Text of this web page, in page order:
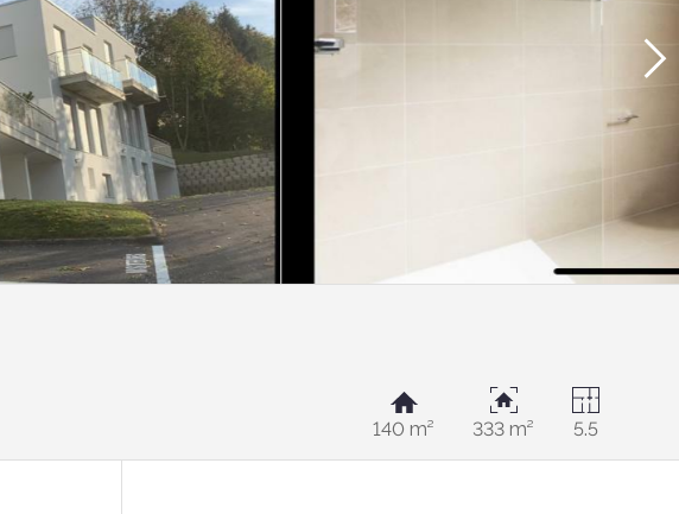
140 m²
333 m² 5.5